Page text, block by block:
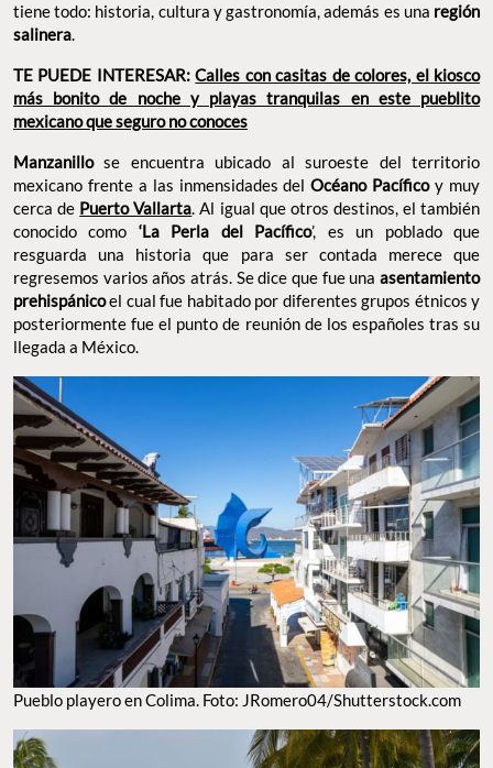
tiene todo: historia, cultura y gastronomía, además es una región
salinera.
TE PUEDE INTERESAR:Calles con casitas de colores, el kiosco
más bonito de noche y playas tranquilas en este pueblito
mexicano que seguro no conoces
Manzanillose encuentra ubicado al suroeste del territorio
mexicano frente a las inmensidades delOcéano Pacíficoy muy
cerca de Puerto Vallarta. Al igual que otros destinos, el también
conocido como ‘La Perla del Pacífico’, es un poblado que
resguarda una historia que para ser contada merece que
regresemos varios años atrás. Se dice que fue una asentamiento
prehispánicoel cual fue habitado por diferentes grupos étnicos y
posteriormente fue el punto de reunión de los españoles tras su
llegada a México.
Pueblo playero en Colima. Foto: JRomero04/Shutterstock.com